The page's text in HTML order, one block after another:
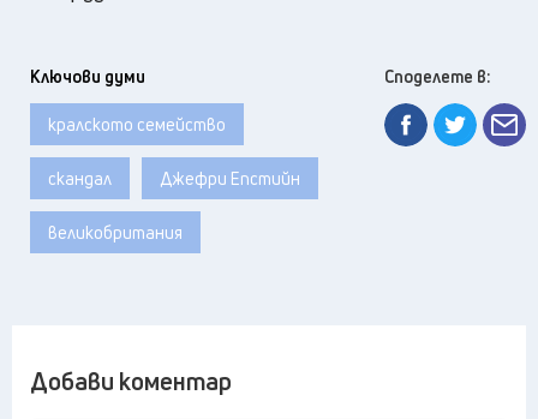
Ключови думи
кралското семейство
скандал Джефри Епстийн
великобритания
Споделете в:
Добави коментар